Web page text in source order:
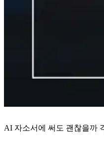
AI 자소서에 써도 괜찮을까